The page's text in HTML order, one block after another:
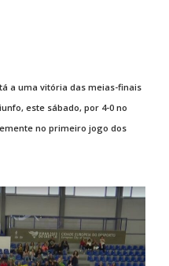
a uma vitória das meias-finais
este sábado, por 4-0 no
no primeiro jogo dos